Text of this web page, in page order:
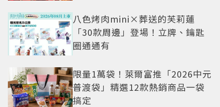
八色烤肉mini×葬送的芙莉蓮
「30款周邊」登場！立牌、鑰匙
圈通通有
限量1萬袋！萊爾富推「2026中元
普渡袋」精選12款熱銷商品一袋
搞定